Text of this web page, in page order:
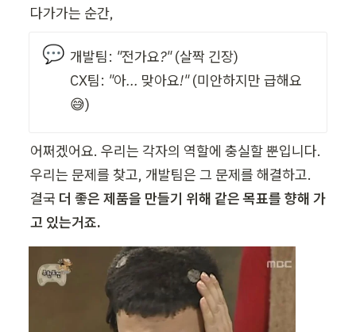
다가가는 순간,
💬 개발팀: "전가요?" (살짝 긴장)
CX팀: "아... 맞아요!" (미안하지만 급해요
😅)
어쩌겠어요. 우리는 각자의 역할에 충실할 뿐입니다.
우리는 문제를 찾고, 개발팀은 그 문제를 해결하고.
결국 더 좋은 제품을 만들기 위해 같은 목표를 향해 가